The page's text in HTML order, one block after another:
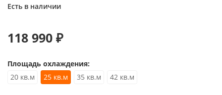
Есть в наличии
118 990 ₽
Площадь охлаждения:
20 кв.м
25 кв.м 35 кв.м 42 кв.м